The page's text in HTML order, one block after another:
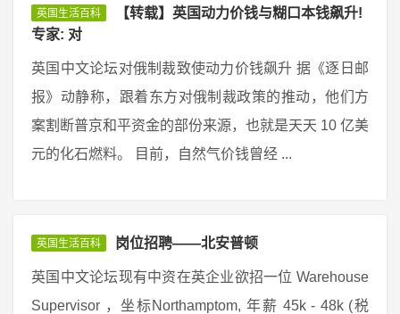
英国生活百科
【转载】英国动力价钱与糊口本钱飙升!
专家: 对
英国中文论坛对俄制裁致使动力价钱飙升 据《逐日邮
报》动静称，跟着东方对俄制裁政策的推动，他们方
案割断普京和平资金的部份来源，也就是天天 10 亿美
元的化石燃料。 目前，自然气价钱曾经 ...
英国生活百科 岗位招聘——北安普顿
英国中文论坛现有中资在英企业欲招一位 Warehouse
Supervisor ，坐标Northamptom, 年薪 45k - 48k (税